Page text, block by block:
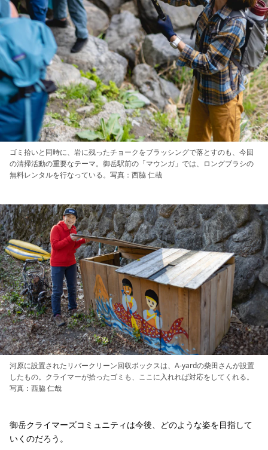
ゴミ拾いと同時に、岩に残ったチョークをブラッシングで落とすのも、今回
の清掃活動の重要なテーマ。御岳駅前の「マウンガ」では、ロングブラシの
無料レンタルを行なっている。写真：西脇 仁哉
河原に設置されたリバークリーン回収ボックスは、A-yardの柴田さんが設置
したもの。クライマーが拾ったゴミも、ここに入れれば対応をしてくれる。
写真：西脇 仁哉
御岳クライマーズコミュニティは今後、どのような姿を目指して
いくのだろう。